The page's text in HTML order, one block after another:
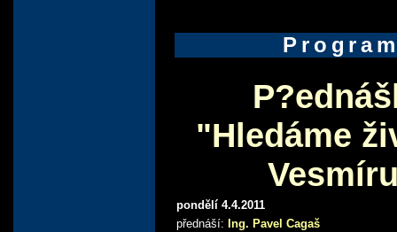
"Hledáme
pondělí 4.4.2011
přednáší: Ing. Pavel Cagaš